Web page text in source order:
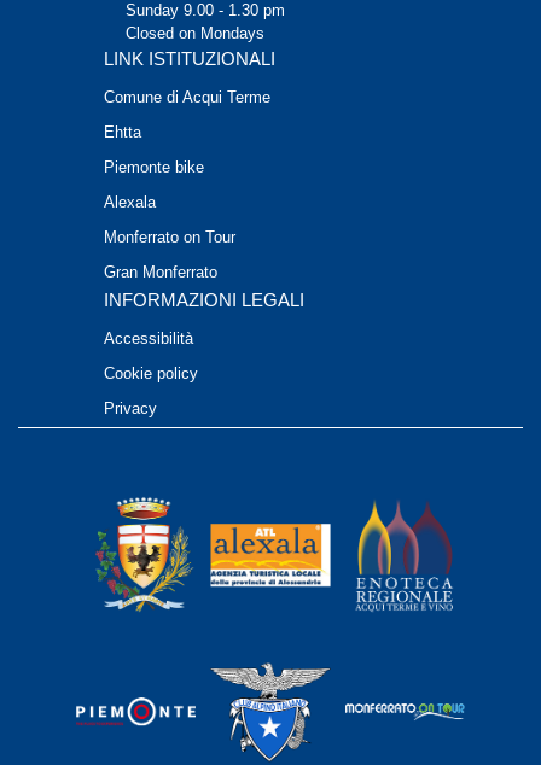
Sunday 9.00 - 1.30 pm
Closed on Mondays
LINK ISTITUZIONALI
Comune di Acqui Terme
Ehtta
Piemonte bike
Alexala
Monferrato on Tour
Gran Monferrato
INFORMAZIONI LEGALI
Accessibilità
Cookie policy
Privacy